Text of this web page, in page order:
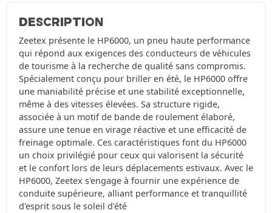
DESCRIPTION
Zeetex présente le HP6000, un pneu haute performance
qui répond aux exigences des conducteurs de véhicules
de tourisme à la recherche de qualité sans compromis.
Spécialement conçu pour briller en été, le HP6000 offre
une maniabilité précise et une stabilité exceptionnelle,
même à des vitesses élevées. Sa structure rigide,
associée à un motif de bande de roulement élaboré,
assure une tenue en virage réactive et une efficacité de
freinage optimale. Ces caractéristiques font du HP6000
un choix privilégié pour ceux qui valorisent la sécurité
et le confort lors de leurs déplacements estivaux. Avec le
HP6000, Zeetex s'engage à fournir une expérience de
conduite supérieure, alliant performance et tranquillité
d'esprit sous le soleil d'été